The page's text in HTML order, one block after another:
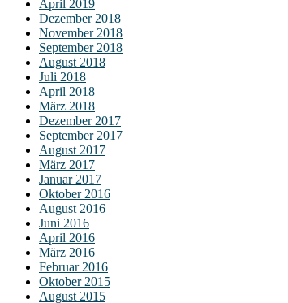
April 2019
Dezember 2018
November 2018
September 2018
August 2018
Juli 2018
April 2018
März 2018
Dezember 2017
September 2017
August 2017
März 2017
Januar 2017
Oktober 2016
August 2016
Juni 2016
April 2016
März 2016
Februar 2016
Oktober 2015
August 2015